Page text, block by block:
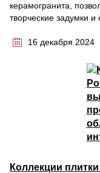
керамогранита,
творческие задумки и
16 декабря 2024
Коллекции